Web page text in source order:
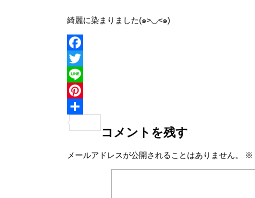
綺麗に染まりました(๑>◡<๑)
Facebook
Twitter
Line
Pinterest
有
コメントを残す
メールアドレスが公開されることはありません。 ※